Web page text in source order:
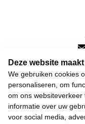
Deze website
We gebruiken cookies
personaliseren, om
om ons
informatie over uw
voor social media,